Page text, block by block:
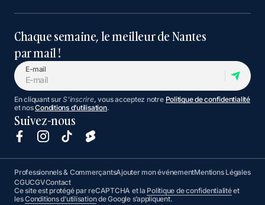
Chaque semaine, le meilleur de Nantes
par mail !
E-mail
En cliquant surS'inscrire, vous acceptez notre Politique de confidentialité
et nosConditions d’utilisation.
Suivez-nous
Professionnels & CommerçantsAjouter mon événementMentions Légales
CGUCGVContact
Ce site est protégé par reCAPTCHA et la Politique de confidentialitéet
lesConditions d’utilisationde Google s’appliquent.